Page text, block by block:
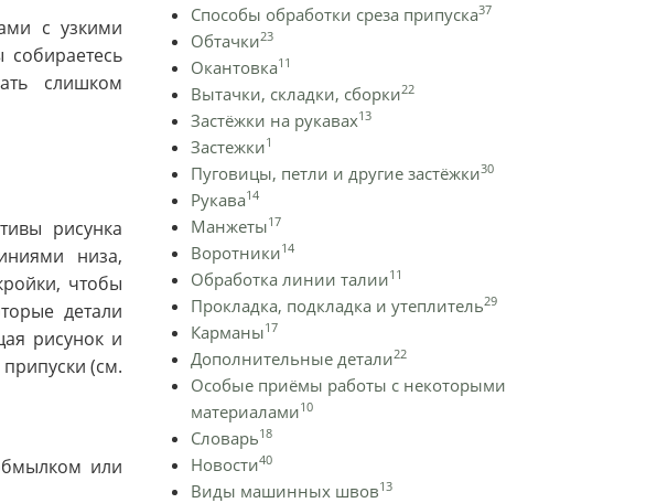
с узкими
слишком
рисунка
низа,
чтобы
детали
рисунок и
(см.
или
Способы обработки среза припуска37
Обтачки23
Окантовка11
Вытачки, складки, сборки22
Застёжки на рукавах13
Застежки1
Пуговицы, петли и другие застёжки30
Рукава14
Манжеты17
Воротники14
Обработка линии талии11
Прокладка, подкладка и утеплитель29
Карманы17
Дополнительные детали22
Особые приёмы работы с некоторыми
материалами10
Словарь18
Новости40
Виды машинных швов13